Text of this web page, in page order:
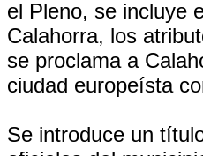
el Pleno, se incluye
Calahorra, los
se proclama a
ciudad europeísta
Se introduce un